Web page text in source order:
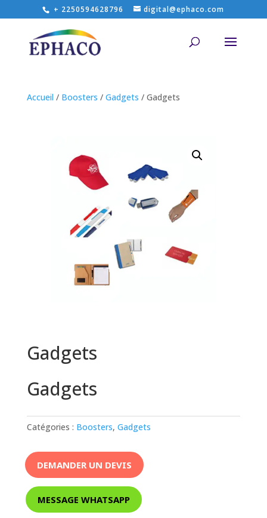
+ 2250594628796 digital@ephaco.com
Accueil / Boosters / Gadgets / Gadgets
Gadgets
Gadgets
Catégories : Boosters, Gadgets
DEMANDER UN DEVIS
MESSAGE WHATSAPP